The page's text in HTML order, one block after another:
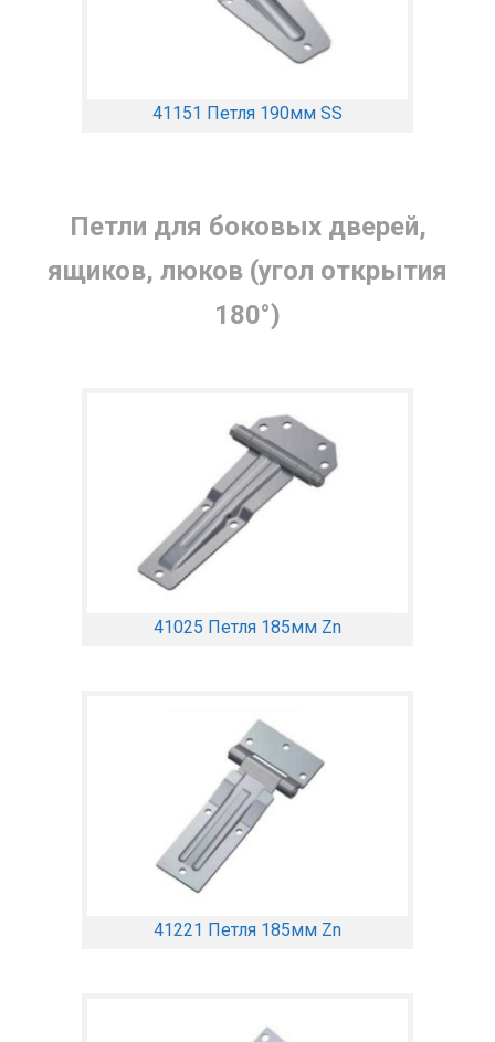
41151 Петля 190мм SS
Петли для боковых дверей,
ящиков, люков (угол открытия
180°)
41025 Петля 185мм Zn
41221 Петля 185мм Zn